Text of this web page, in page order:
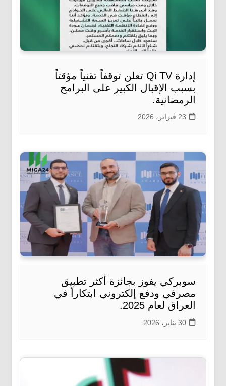
إدارة Qi TV تعلن توقفاً تقنياً مؤقتاً
بسبب الإقبال الكبير على البرامج
الرمضانية.
23 فبراير، 2026
سوبركي يفوز بجائزة أكثر تطبيق
مصرفي ودفع إلكتروني ابتكاراً في
العراق لعام 2025.
30 يناير، 2026